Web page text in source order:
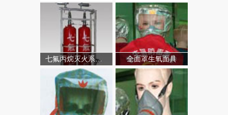
七氟丙烷灭火系统（有管网） 全面罩生氧面具